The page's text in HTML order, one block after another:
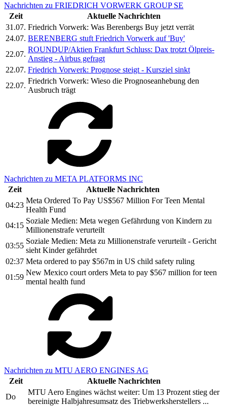
Nachrichten zu FRIEDRICH VORWERK GROUP SE
Zeit
Aktuelle Nachrichten
31.07. Friedrich Vorwerk: Was Berenbergs Buy jetzt verrät
24.07. BERENBERG stuft Friedrich Vorwerk auf 'Buy'
22.07.
ROUNDUP/Aktien Frankfurt Schluss: Dax trotzt Ölpreis-
Anstieg - Airbus gefragt
22.07. Friedrich Vorwerk: Prognose steigt - Kursziel sinkt
22.07.
Friedrich Vorwerk: Wieso die Prognoseanhebung den
Ausbruch trägt
Nachrichten zu META PLATFORMS INC
Zeit
Aktuelle Nachrichten
04:23
Meta Ordered To Pay US$567 Million For Teen Mental
Health Fund
04:15
Soziale Medien: Meta wegen Gefährdung von Kindern zu
Millionenstrafe verurteilt
03:55
Soziale Medien: Meta zu Millionenstrafe verurteilt - Gericht
sieht Kinder gefährdet
02:37 Meta ordered to pay $567m in US child safety ruling
01:59
New Mexico court orders Meta to pay $567 million for teen
mental health fund
Nachrichten zu MTU AERO ENGINES AG
Zeit
Aktuelle Nachrichten
Do
MTU Aero Engines wächst weiter: Um 13 Prozent stieg der
bereinigte Halbjahresumsatz des Triebwerksherstellers ...